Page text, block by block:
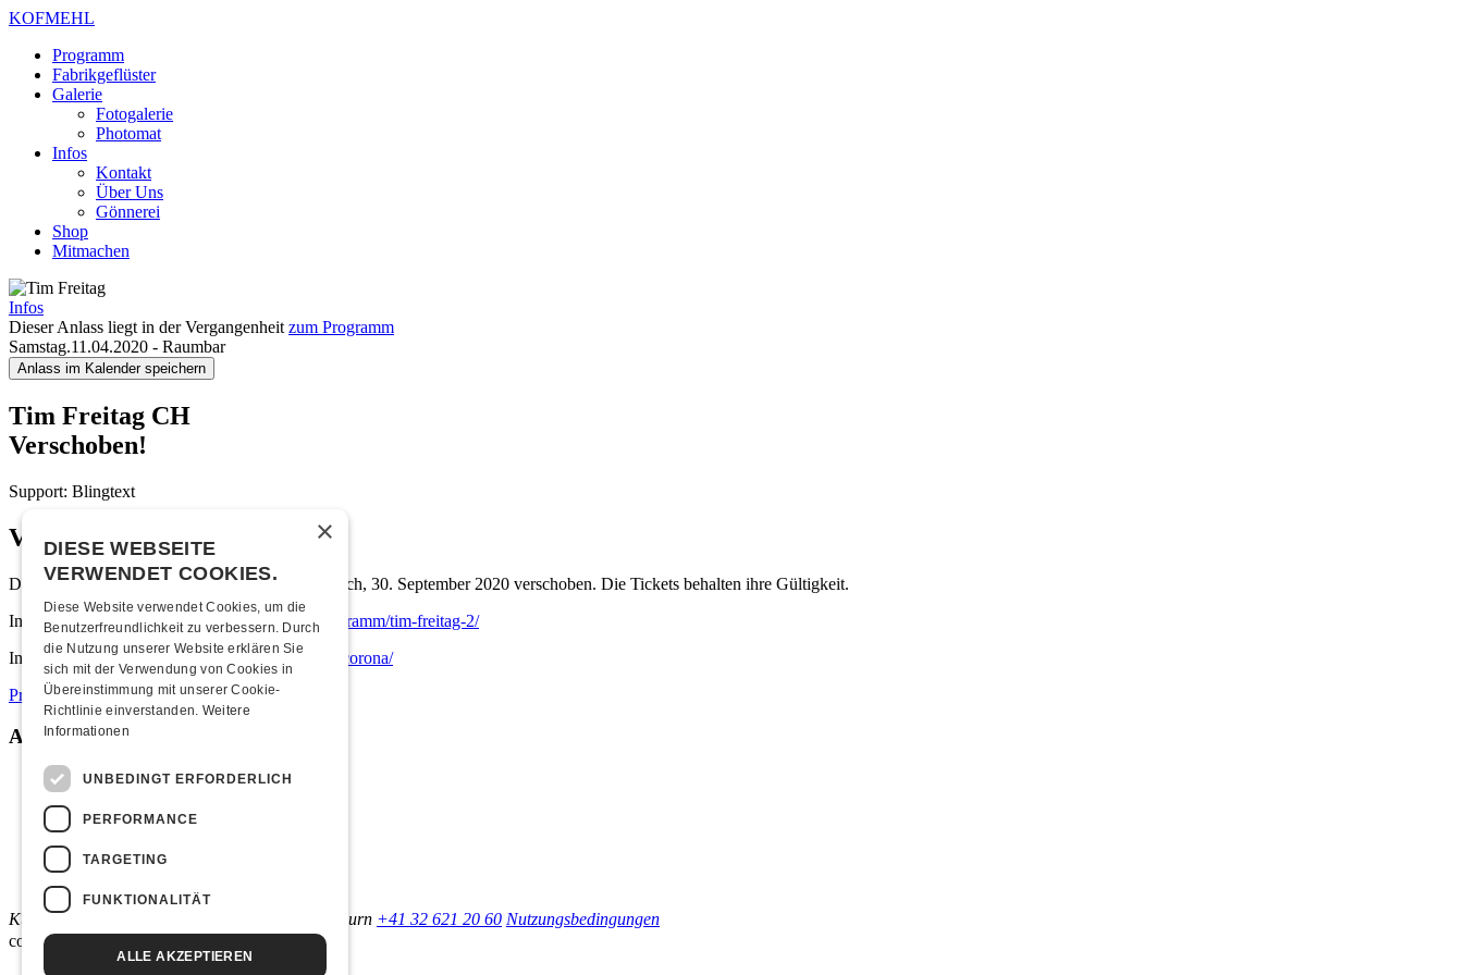
KOFMEHL
Programm
Fabrikgeflüster
Galerie
Fotogalerie
Photomat
Infos
Kontakt
Über Uns
Gönnerei
Shop
Mitmachen
Infos
Dieser Anlass liegt in der Vergangenheit zum Programm
Samstag.11.04.2020 - Raumbar
Anlass im Kalender speichern
Tim Freitag CH
Verschoben!
Support: Blingtext
Verschoben!
Die Show mit Tim Freitag wurde auf den Mittwoch, 30. September 2020 verschoben. Die Tickets behalten ihre Gültigkeit.
Infos zum neuen Datum: https://kofmehl.net/programm/tim-freitag-2/
Infos zur aktuellen Situation:https://kofmehl.net/corona/
Pressebild Medienmitteilung
Anlassinformationen
Links & Partner
Facebook-Event
Tim Freitag
Blingtext
Echo
Kulturfabrik Kofmehl
4502 Solothurn +41 32 621 20 60 Nutzungsbedingungen
coded by
×
DIESE WEBSEITE
VERWENDET COOKIES.
Diese Website verwendet Cookies, um die
Benutzerfreundlichkeit zu verbessern. Durch
die Nutzung unserer Website erklären Sie
sich mit der Verwendung von Cookies in
Übereinstimmung mit unserer Cookie-
Richtlinie einverstanden. Weitere
Informationen
UNBEDINGT ERFORDERLICH
PERFORMANCE
TARGETING
FUNKTIONALITÄT
ALLE AKZEPTIEREN